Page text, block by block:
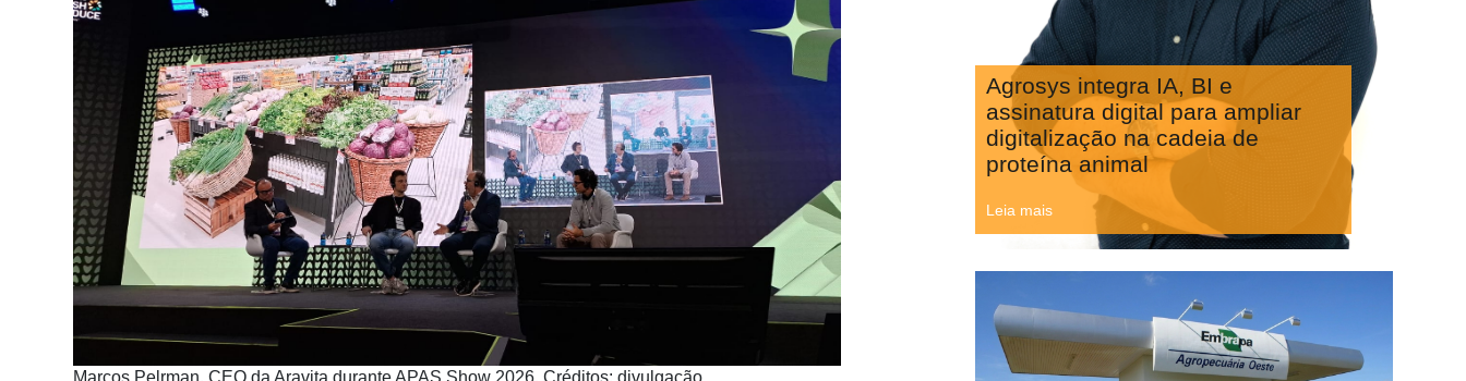
Cadastre-
Marcos Pelrman, CEO da Aravita durante APAS Show 2026. Créditos: divulgação
Agrosys integra IA, BI e
assinatura digital para ampliar
digitalização na cadeia de
proteína animal
Leia mais